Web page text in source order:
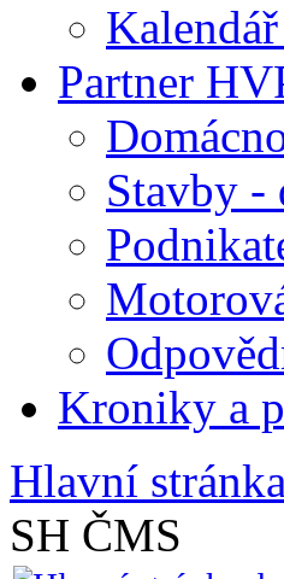
Partner
Stavby -
Kroniky a
Hlavní stránka
SH ČMS